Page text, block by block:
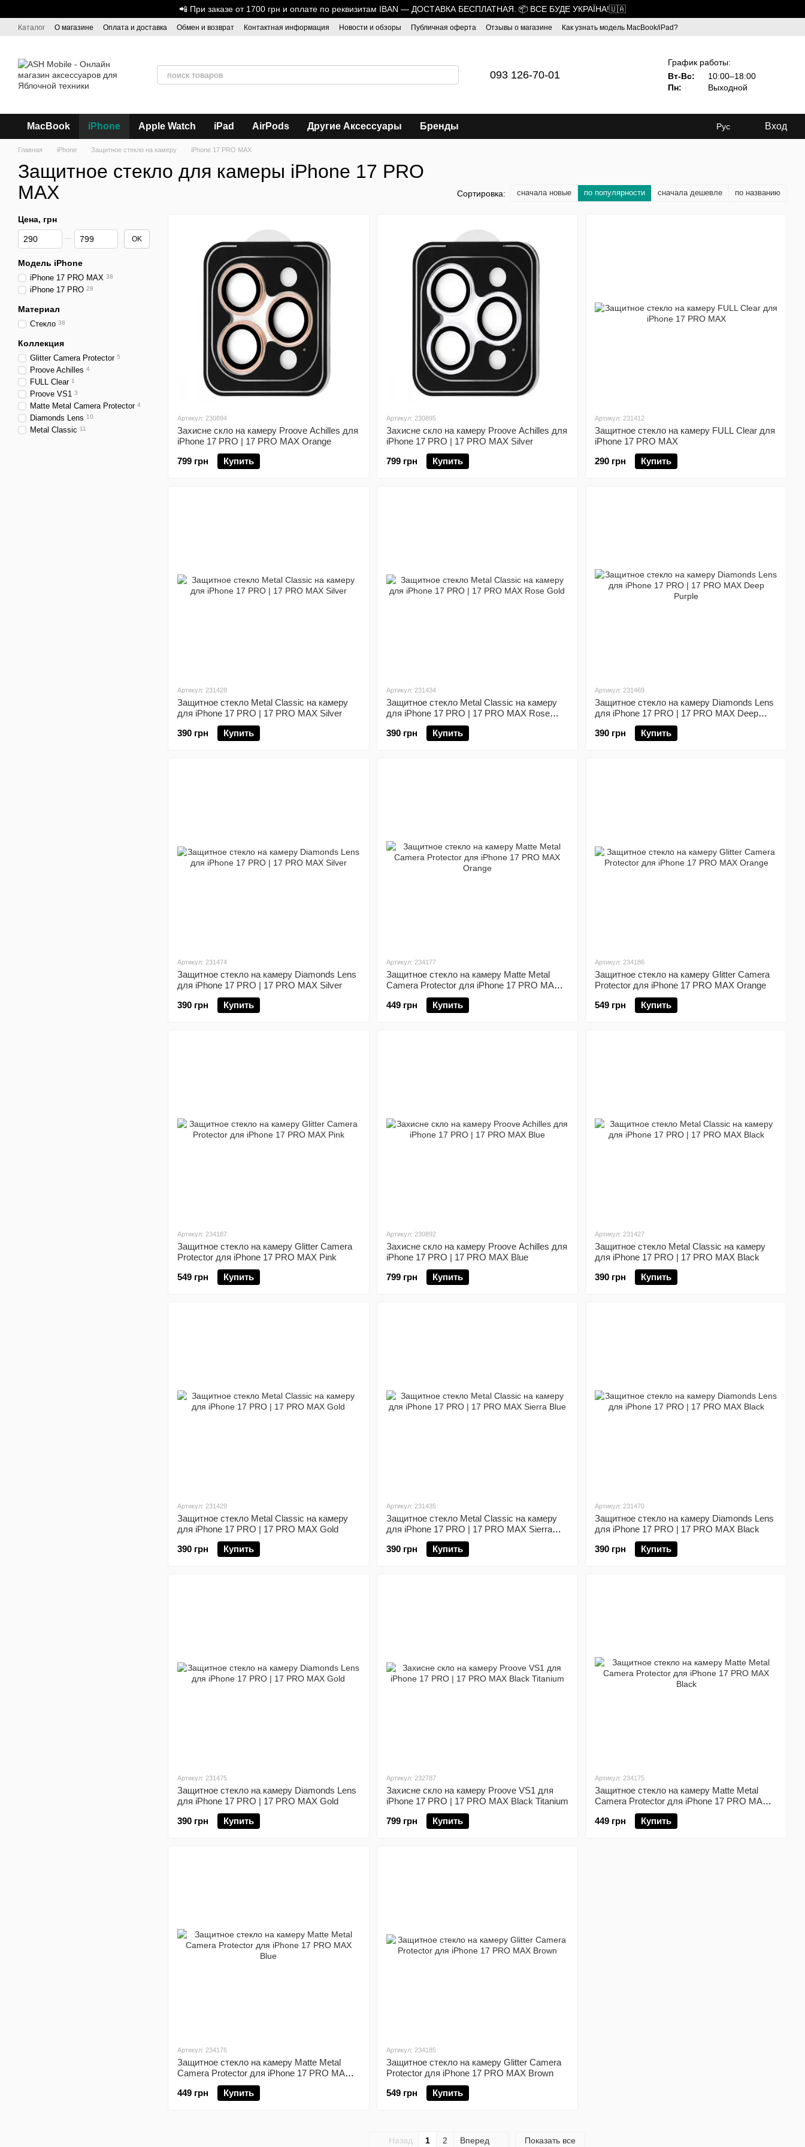
📲 При заказе от 1700 грн и оплате по реквизитам IBAN — ДОСТАВКА БЕСПЛАТНАЯ. 📦 ВСЕ БУДЕ УКРАЇНА!🇺🇦
Каталог О магазине Оплата и доставка Обмен и возврат Контактная информация Новости и обзоры Публичная оферта Отзывы о магазине
Как узнать модель MacBook/iPad?
093 126-70-01
График работы:
Вт-Вс:
10:00–18:00
Пн:
Выходной
MacBook iPhone Apple Watch iPad AirPods Другие Аксессуары Бренды Рус Вход
Главная iPhone Защитное стекло на камеру iPhone 17 PRO MAX
Защитное стекло для камеры iPhone 17 PRO
MAX
Сортировка: сначала новые по популярности сначала дешевле по названию
Артикул: 230894
Захисне скло на камеру Proove Achilles для
iPhone 17 PRO | 17 PRO MAX Orange
799 грн
Купить
Артикул: 230895
Захисне скло на камеру Proove Achilles для
iPhone 17 PRO | 17 PRO MAX Silver
799 грн
Купить
Артикул: 231412
Защитное стекло на камеру FULL Clear для
iPhone 17 PRO MAX
290 грн
Купить
Артикул: 231428
Защитное стекло Metal Classic на камеру
для iPhone 17 PRO | 17 PRO MAX Silver
390 грн
Купить
Артикул: 231434
Защитное стекло Metal Classic на камеру
для iPhone 17 PRO | 17 PRO MAX Rose
390 грн
Купить
Артикул: 231469
Защитное стекло на камеру Diamonds Lens
для iPhone 17 PRO | 17 PRO MAX Deep
390 грн
Купить
Артикул: 231474
Защитное стекло на камеру Diamonds Lens
для iPhone 17 PRO | 17 PRO MAX Silver
390 грн
Купить
Артикул: 234177
Защитное стекло на камеру Matte Metal
Camera Protector для iPhone 17 PRO MAX
449 грн
Купить
Артикул: 234186
Защитное стекло на камеру Glitter Camera
Protector для iPhone 17 PRO MAX Orange
549 грн
Купить
Артикул: 234187
Защитное стекло на камеру Glitter Camera
Protector для iPhone 17 PRO MAX Pink
549 грн
Купить
Артикул: 230892
Захисне скло на камеру Proove Achilles для
iPhone 17 PRO | 17 PRO MAX Blue
799 грн
Купить
Артикул: 231427
Защитное стекло Metal Classic на камеру
для iPhone 17 PRO | 17 PRO MAX Black
390 грн
Купить
Артикул: 231429
Защитное стекло Metal Classic на камеру
для iPhone 17 PRO | 17 PRO MAX Gold
390 грн
Купить
Артикул: 231435
Защитное стекло Metal Classic на камеру
для iPhone 17 PRO | 17 PRO MAX Sierra
390 грн
Купить
Артикул: 231470
Защитное стекло на камеру Diamonds Lens
для iPhone 17 PRO | 17 PRO MAX Black
390 грн
Купить
Артикул: 231475
Защитное стекло на камеру Diamonds Lens
для iPhone 17 PRO | 17 PRO MAX Gold
390 грн
Купить
Артикул: 232787
Захисне скло на камеру Proove VS1 для
iPhone 17 PRO | 17 PRO MAX Black Titanium
799 грн
Купить
Артикул: 234175
Защитное стекло на камеру Matte Metal
Camera Protector для iPhone 17 PRO MAX
449 грн
Купить
Артикул: 234176
Защитное стекло на камеру Matte Metal
Camera Protector для iPhone 17 PRO MAX
449 грн
Купить
Артикул: 234185
Защитное стекло на камеру Glitter Camera
Protector для iPhone 17 PRO MAX Brown
549 грн
Купить
Назад 1 2 Вперед Показать все
Цена, грн
От Цена, грн
До Цена, грн OK
Модель iPhone
iPhone 17 PRO MAX 38
iPhone 17 PRO 28
Материал
Стекло 38
Коллекция
Glitter Camera Protector 5
Proove Achilles 4
FULL Clear 1
Proove VS1 3
Matte Metal Camera Protector 4
Diamonds Lens 10
Metal Classic 11